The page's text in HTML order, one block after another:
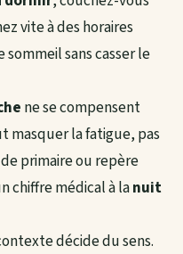
vite à des horaires
sans casser le
ne se compensent
masquer la fatigue, pas
primaire ou repère
chiffre médical à lanuit
décide du sens.